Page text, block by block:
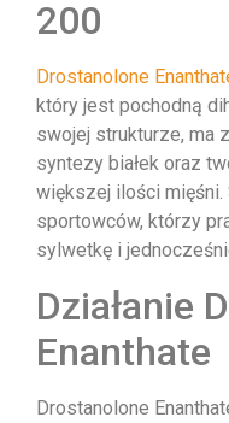
200
Drostanolone
który jest pochodną
swojej strukturze, ma
syntezy białek oraz
większej ilości
sportowców, którzy
sylwetkę i
Działanie
Enanthate
Drostanolone